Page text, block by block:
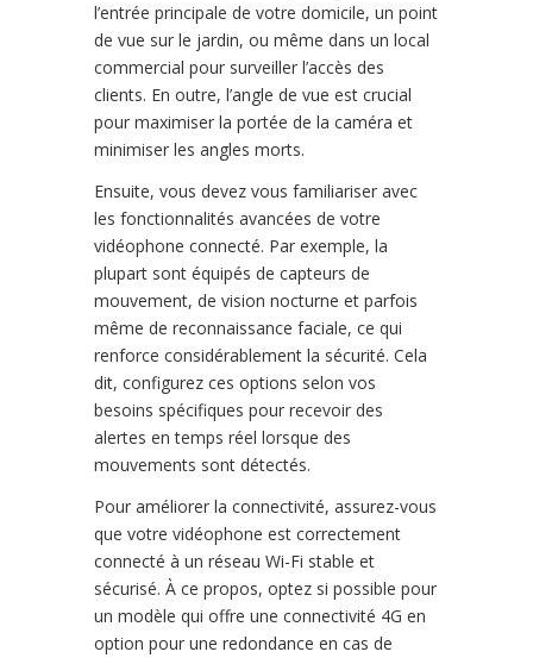
l’entrée principale de votre domicile, un point
de vue sur le jardin, ou même dans un local
commercial pour surveiller l’accès des
clients. En outre, l’angle de vue est crucial
pour maximiser la portée de la caméra et
minimiser les angles morts.
Ensuite, vous devez vous familiariser avec
les fonctionnalités avancées de votre
vidéophone connecté. Par exemple, la
plupart sont équipés de capteurs de
mouvement, de vision nocturne et parfois
même de reconnaissance faciale, ce qui
renforce considérablement la sécurité. Cela
dit, configurez ces options selon vos
besoins spécifiques pour recevoir des
alertes en temps réel lorsque des
mouvements sont détectés.
Pour améliorer la connectivité, assurez-vous
que votre vidéophone est correctement
connecté à un réseau Wi-Fi stable et
sécurisé. À ce propos, optez si possible pour
un modèle qui offre une connectivité 4G en
option pour une redondance en cas de